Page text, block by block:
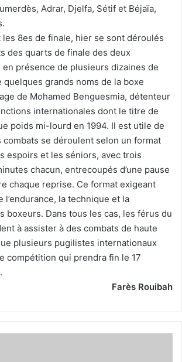
Adrar, Djelfa, Sétif et Béjaïa,
les 8es de finale, hier se sont déroulés
des quarts de finale des deux
présence de plusieurs dizaines de
quelques grands noms de la boxe
de Mohamed Benguesmia, détenteur
internationales dont le titre de
poids mi-lourd en 1994. Il est utile de
combats se déroulent selon un format
espoirs et les séniors, avec trois
chacun, entrecoupés d’une pause
chaque reprise. Ce format exigeant
l’endurance, la technique et la
boxeurs. Dans tous les cas, les férus du
à assister à des combats de haute
plusieurs pugilistes internationaux
compétition qui prendra fin le 17
Farès Rouibah